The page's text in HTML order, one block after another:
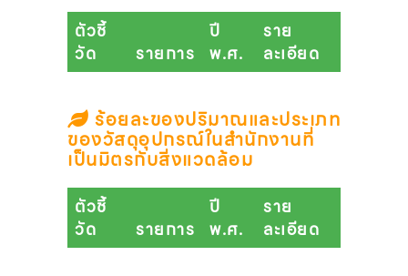
ตัวชี้
วัด
รายการ
ปี
พ.ศ.
ราย
ละเอียด
ร้อยละของปริมาณและประเภท
ของวัสดุอุปกรณ์ในสำนักงานที่
เป็นมิตรกับสิ่งแวดล้อม
ตัวชี้
วัด
รายการ
ปี
พ.ศ.
ราย
ละเอียด